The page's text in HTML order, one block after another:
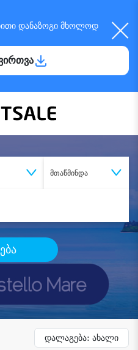
დანაზოგი მხოლოდ
მთაწმინდა
დალაგება: ახალი